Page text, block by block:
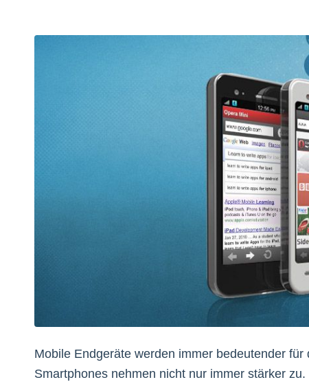
Mobile Endgeräte werden immer bedeutender
Smartphones nehmen nicht nur immer stärker